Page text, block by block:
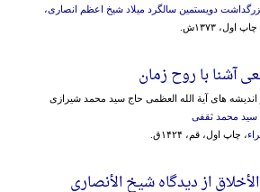
دویستمین سالگرد میلاد شیخ اعظم انصاری،
چاپ اول، ۱۳۷۳ش.
آشنا با روح زمان
های آیة الله العظمی حاج سید محمد شیرازی
سید محمد ثقفی
، چاپ اول، قم، ۱۴۲۴ق.
از دیدگاه شیخ الأنصاری